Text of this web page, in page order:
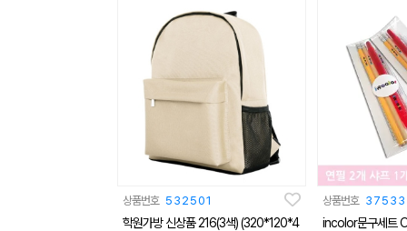
상품번호 532501
학원가방 신상품 216(3색) (320*120*4
상품번호
incolor문구세트